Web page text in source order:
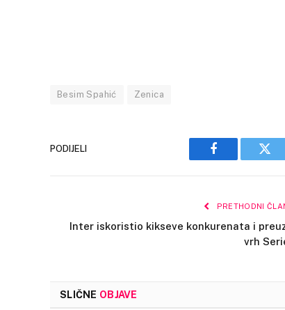
Besim Spahić Zenica
PODIJELI
Facebook
PRETHODNI
Inter iskoristio kikseve konkurenata i
vrh
SLIČNE OBJAVE